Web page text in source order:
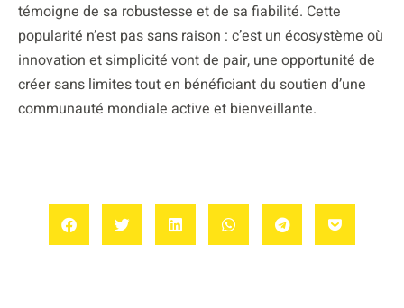
témoigne de sa robustesse et de sa fiabilité. Cette
popularité n’est pas sans raison : c’est un écosystème où
innovation et simplicité vont de pair, une opportunité de
créer sans limites tout en bénéficiant du soutien d’une
communauté mondiale active et bienveillante.